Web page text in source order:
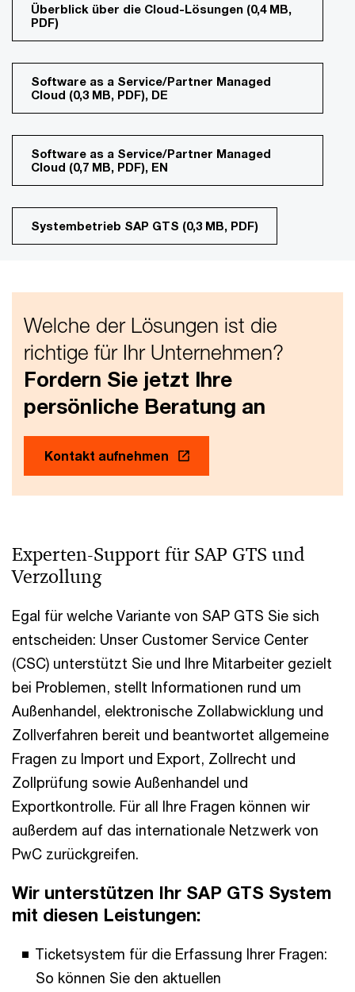
Überblick über die Cloud-Lösungen (0,4 MB,
PDF)
Software as a Service/Partner Managed
Cloud (0,3 MB, PDF), DE
Software as a Service/Partner Managed
Cloud (0,7 MB, PDF), EN
Systembetrieb SAP GTS (0,3 MB, PDF)
Welche der Lösungen ist die
richtige für Ihr Unternehmen?
Fordern Sie jetzt Ihre
persönliche Beratung an
Kontakt aufnehmen
Experten-Support für SAP GTS und
Verzollung
Egal für welche Variante von SAP GTS Sie sich
entscheiden: Unser Customer Service Center
(CSC) unterstützt Sie und Ihre Mitarbeiter gezielt
bei Problemen, stellt Informationen rund um
Außenhandel, elektronische Zollabwicklung und
Zollverfahren bereit und beantwortet allgemeine
Fragen zu Import und Export, Zollrecht und
Zollprüfung sowie Außenhandel und
Exportkontrolle. Für all Ihre Fragen können wir
außerdem auf das internationale Netzwerk von
PwC zurückgreifen.
Wir unterstützen Ihr SAP GTS System
mit diesen Leistungen:
Ticketsystem für die Erfassung Ihrer Fragen:
So können Sie den aktuellen